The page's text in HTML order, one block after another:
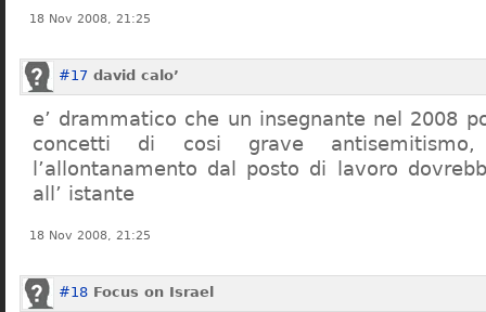
18 Nov 2008, 21:25
#17 david calo’
e’ drammatico che un insegnante nel 2008
concetti di cosi grave
l’allontanamento dal posto di lavoro
all’ istante
18 Nov 2008, 21:25
#18 Focus on Israel